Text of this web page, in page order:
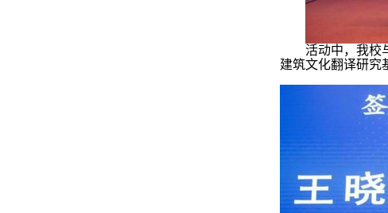
活动中，我校
建筑文化翻译研究